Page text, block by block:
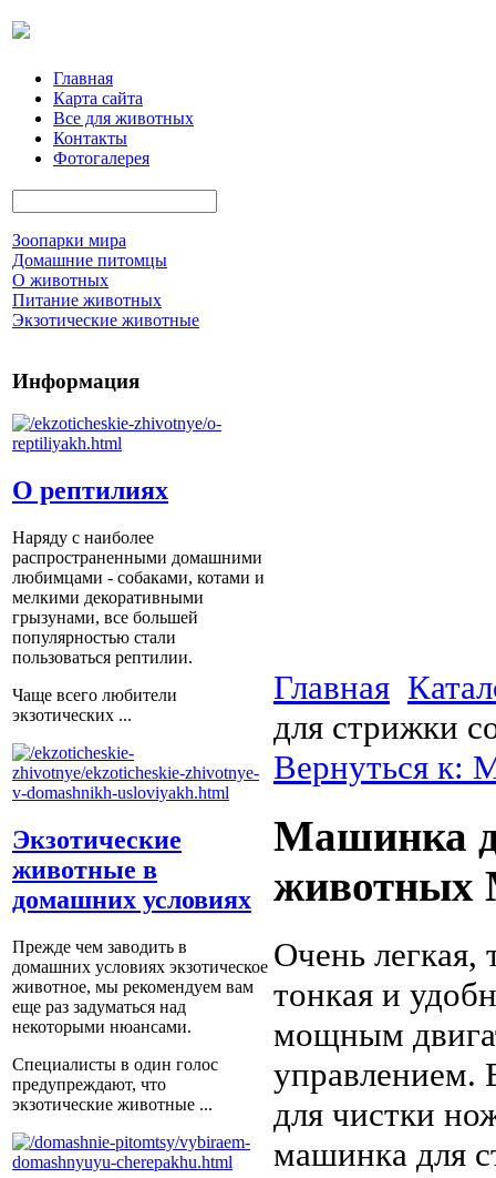
Главная
Карта сайта
Все для животных
Контакты
Фотогалерея
Зоопарки мира
Домашние питомцы
О животных
Питание животных
Экзотические животные
Информация
О рептилиях
Наряду с наиболее
распространенными домашними
любимцами - собаками, котами и
мелкими декоративными
грызунами, все большей
популярностью стали
пользоваться рептилии.
Чаще всего любители
экзотических ...
Экзотические
животные в
домашних условиях
Прежде чем заводить в
домашних условиях экзотическое
животное, мы рекомендуем вам
еще раз задуматься над
некоторыми нюансами.
Специалисты в один голос
предупреждают, что
экзотические животные ...
Главная
для стрижки
Вернуться к:
Машинка
животных
Очень легкая,
тонкая и
мощным
управлением.
для чистки
машинка для